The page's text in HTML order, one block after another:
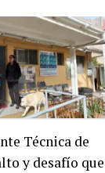
Técnica de
y desafío que